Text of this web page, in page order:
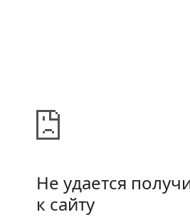
Не удается
к сайту